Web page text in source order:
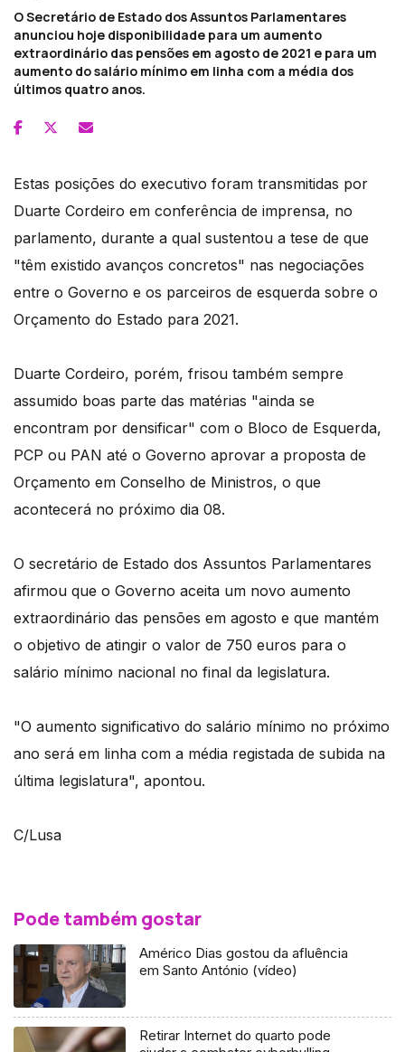
O Secretário de Estado dos Assuntos Parlamentares
anunciou hoje disponibilidade para um aumento
extraordinário das pensões em agosto de 2021 e para um
aumento do salário mínimo em linha com a média dos
últimos quatro anos.
Estas posições do executivo foram transmitidas por
Duarte Cordeiro em conferência de imprensa, no
parlamento, durante a qual sustentou a tese de que
"têm existido avanços concretos" nas negociações
entre o Governo e os parceiros de esquerda sobre o
Orçamento do Estado para 2021.
Duarte Cordeiro, porém, frisou também sempre
assumido boas parte das matérias "ainda se
encontram por densificar" com o Bloco de Esquerda,
PCP ou PAN até o Governo aprovar a proposta de
Orçamento em Conselho de Ministros, o que
acontecerá no próximo dia 08.
O secretário de Estado dos Assuntos Parlamentares
afirmou que o Governo aceita um novo aumento
extraordinário das pensões em agosto e que mantém
o objetivo de atingir o valor de 750 euros para o
salário mínimo nacional no final da legislatura.
"O aumento significativo do salário mínimo no próximo
ano será em linha com a média registada de subida na
última legislatura", apontou.
C/Lusa
Pode também gostar
Américo Dias gostou da afluência
em Santo António (vídeo)
Retirar Internet do quarto pode